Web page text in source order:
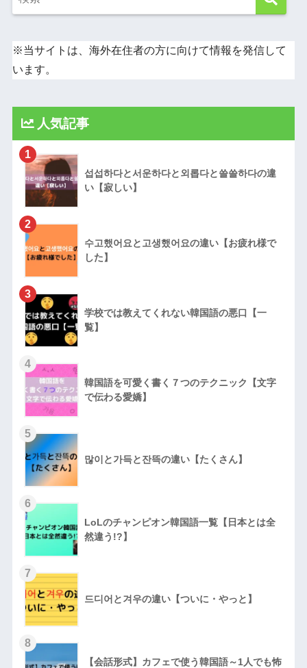
※当サイトは、海外在住者の方に向けて情報を発信して
います。
人気記事
1
섭섭하다と서운하다と외롭다と쓸쓸하다の違
い【寂しい】
2
수고했어요と고생했어요の違い【お疲れ様で
した】
3
学校では教えてくれない韓国語の悪口【一
覧】
4
韓国語を可愛く書く７つのテクニック【文字
で伝わる愛嬌】
5
많이と가득と잔뜩の違い【たくさん】
6
LoLのチャンピオン韓国語一覧【日本とは全
然違う!?】
7
드디어と겨우の違い【ついに・やっと】
8
【会話形式】カフェで使う韓国語～1人でも怖